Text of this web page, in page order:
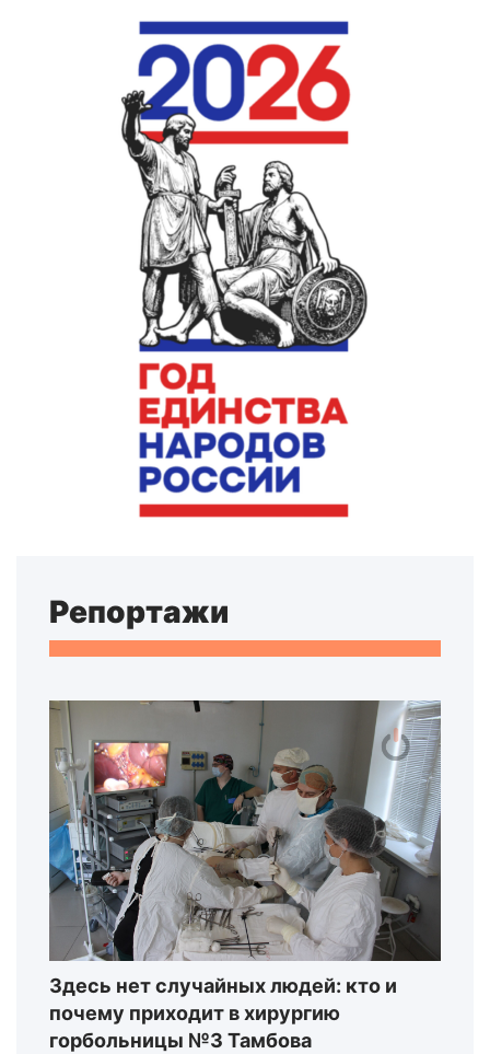
Репортажи
Здесь нет случайных людей: кто и
почему приходит в хирургию
горбольницы №3 Тамбова